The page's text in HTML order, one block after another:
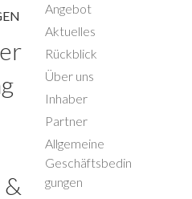
Angebot
Aktuelles
Rückblick
Über uns
Inhaber
Partner
Allgemeine
Geschäftsbedin
gungen